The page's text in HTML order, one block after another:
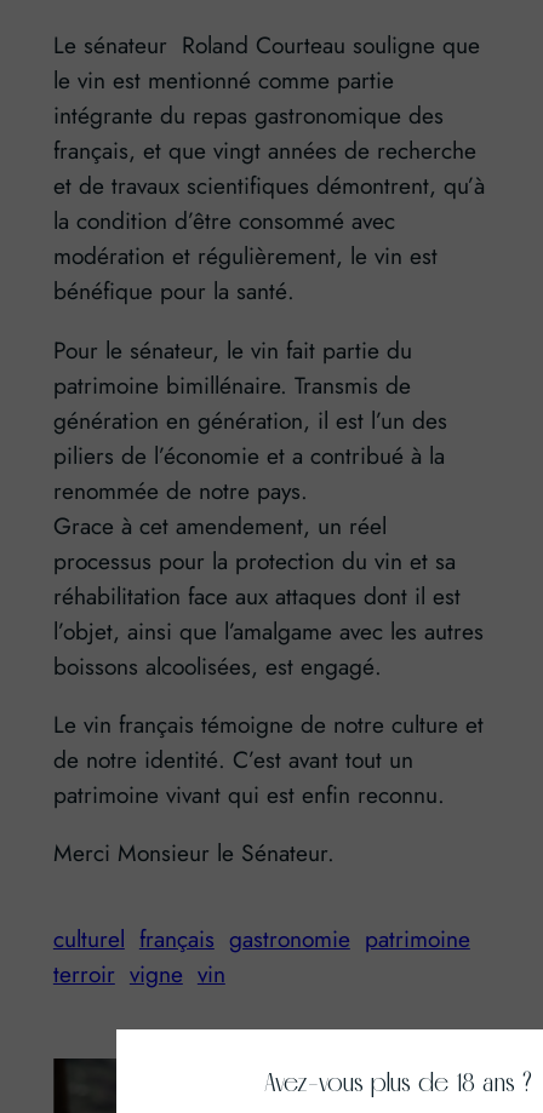
Le sénateur Roland Courteau souligne que
le vin est mentionné comme partie
intégrante du repas gastronomique des
français, et que vingt années de recherche
et de travaux scientifiques démontrent, qu’à
la condition d’être consommé avec
modération et régulièrement, le vin est
bénéfique pour la santé.
Pour le sénateur, le vin fait partie du
patrimoine bimillénaire. Transmis de
génération en génération, il est l’un des
piliers de l’économie et a contribué à la
renommée de notre pays.
Grace à cet amendement, un réel
processus pour la protection du vin et sa
réhabilitation face aux attaques dont il est
l’objet, ainsi que l’amalgame avec les autres
boissons alcoolisées, est engagé.
Le vin français témoigne de notre culture et
de notre identité. C’est avant tout un
patrimoine vivant qui est enfin reconnu.
Merci Monsieur le Sénateur.
culturel français gastronomie patrimoine
terroir vigne vin
Avez-vous plus de 18 ans ?